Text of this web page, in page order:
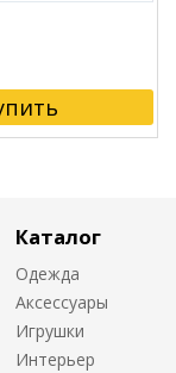
Каталог
Одежда
Аксессуары
Игрушки
Интерьер